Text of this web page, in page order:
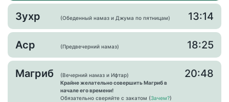
Зухр (Обеденный намаз и Джума по пятницам) 13:14
Аср (Предвечерний намаз) 18:25
Магриб
(Вечерний намаз и Ифтар)
Крайне желательно совершить Магриб в
начале его времени!
Обязательно сверяйте с закатом (Зачем?)
20:48